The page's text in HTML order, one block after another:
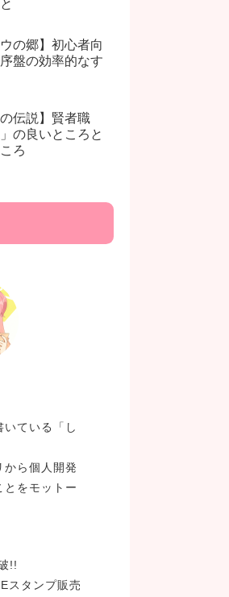
ウの郷】初心者向
盤の効率的なす
の伝説】賢者職
」の良いところと
ろ
いている「し
から個人開発
とをモットー
!!
スタンプ販売